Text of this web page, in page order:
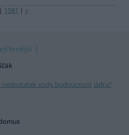
| 1581 | »
nedostatek vody budoucnost jádra?